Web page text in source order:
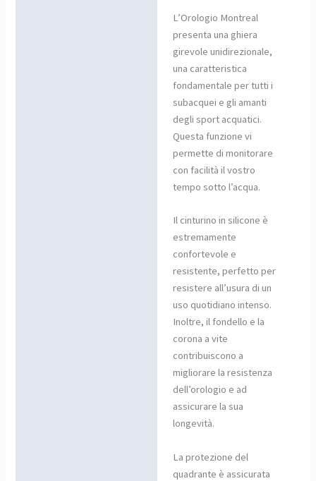
L’Orologio Montreal
presenta una ghiera
girevole unidirezionale,
una caratteristica
fondamentale per tutti i
subacquei e gli amanti
degli sport acquatici.
Questa funzione vi
permette di monitorare
con facilità il vostro
tempo sotto l’acqua.
Il cinturino in silicone è
estremamente
confortevole e
resistente, perfetto per
resistere all’usura di un
uso quotidiano intenso.
Inoltre, il fondello e la
corona a vite
contribuiscono a
migliorare la resistenza
dell’orologio e ad
assicurare la sua
longevità.
La protezione del
quadrante è assicurata